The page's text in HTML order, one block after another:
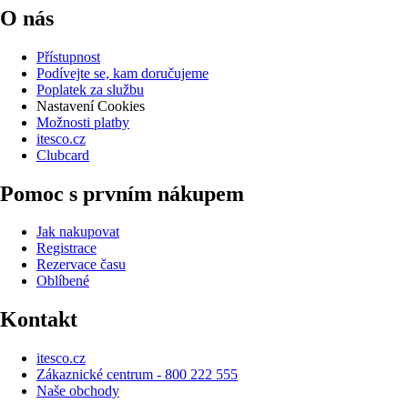
O nás
Přístupnost
Podívejte se, kam doručujeme
Poplatek za službu
Nastavení Cookies
Možnosti platby
itesco.cz
Clubcard
Pomoc s prvním nákupem
Jak nakupovat
Registrace
Rezervace času
Oblíbené
Kontakt
itesco.cz
Zákaznické centrum - 800 222 555
Naše obchody